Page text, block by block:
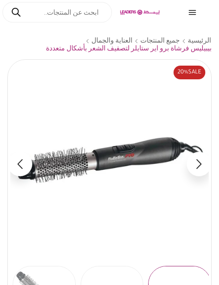
الرئيسية جميع المنتجات
العناية والجمال
بيبيليس فرشاة برو اير ستايلر لتصفيف الشعر بأشكال متعددة
SALE
20%